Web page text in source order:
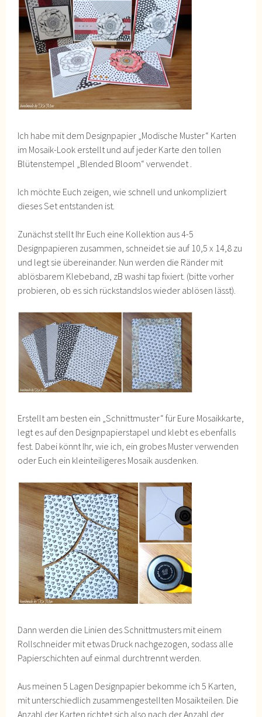
Ich habe mit dem Designpapier „Modische Muster“ Karten
im Mosaik-Look erstellt und auf jeder Karte den tollen
Blütenstempel „Blended Bloom“ verwendet .
Ich möchte Euch zeigen, wie schnell und unkompliziert
dieses Set entstanden ist.
Zunächst stellt Ihr Euch eine Kollektion aus 4-5
Designpapieren zusammen, schneidet sie auf 10,5 x 14,8 zu
und legt sie übereinander. Nun werden die Ränder mit
ablösbarem Klebeband, zB washi tap fixiert. (bitte vorher
probieren, ob es sich rückstandslos wieder ablösen lässt).
Erstellt am besten ein „Schnittmuster“ für Eure Mosaikkarte,
legt es auf den Designpapierstapel und klebt es ebenfalls
fest. Dabei könnt Ihr, wie ich, ein grobes Muster verwenden
oder Euch ein kleinteiligeres Mosaik ausdenken.
Dann werden die Linien des Schnittmusters mit einem
Rollschneider mit etwas Druck nachgezogen, sodass alle
Papierschichten auf einmal durchtrennt werden.
Aus meinen 5 Lagen Designpapier bekomme ich 5 Karten,
mit unterschiedlich zusammengestellten Mosaikteilen. Die
Anzahl der Karten richtet sich also nach der Anzahl der